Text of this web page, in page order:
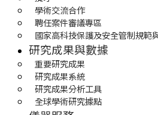
學術交流合作
聘任案件審議專區
國家高科技保護及安全管制規範
研究成果與數據
重要研究成果
研究成果系統
研究成果分析工具
全球學術研究據點